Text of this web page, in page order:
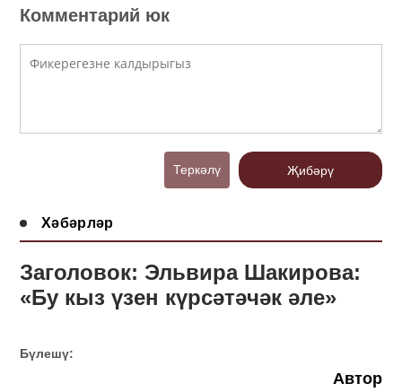
Комментарий юк
Теркәлү Җибәрү
Хәбәрләр
Заголовок: Эльвира Шакирова:
«Бу кыз үзен күрсәтәчәк әле»
Бүлешү:
Автор